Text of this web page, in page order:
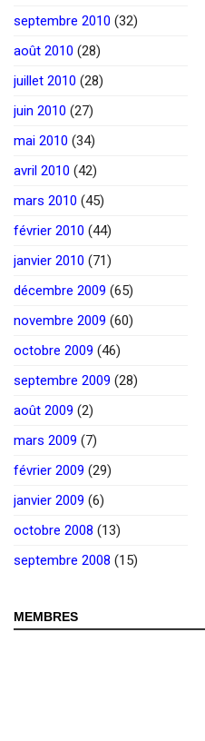
septembre 2010 (32)
août 2010 (28)
juillet 2010 (28)
juin 2010 (27)
mai 2010 (34)
avril 2010 (42)
mars 2010 (45)
février 2010 (44)
janvier 2010 (71)
décembre 2009 (65)
novembre 2009 (60)
octobre 2009 (46)
septembre 2009 (28)
août 2009 (2)
mars 2009 (7)
février 2009 (29)
janvier 2009 (6)
octobre 2008 (13)
septembre 2008 (15)
MEMBRES